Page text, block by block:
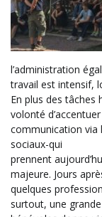
l’administration
travail est intensif,
En plus des tâches
volonté
communication via
sociaux-qui
prennent
majeure. Jours
quelques
surtout, une